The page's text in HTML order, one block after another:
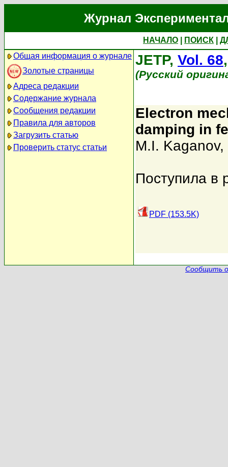
Журнал
НАЧАЛО ПОИСК
Общая информация о журнале
Золотые страницы
Адреса редакции
Содержание журнала
Сообщения редакции
Правила для авторов
Загрузить статью
Проверить статус статьи
JETP, Vol. 68
(Русский
Electron
damping in
M.I. Kaganov,
Поступила в
PDF (153.5K)
Сообщить о